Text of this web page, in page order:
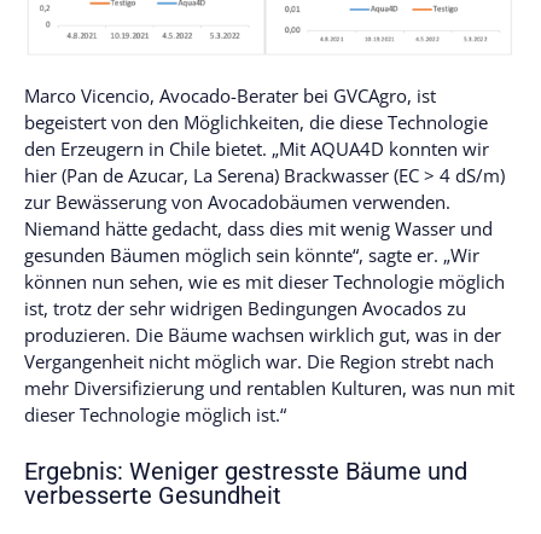
Marco Vicencio, Avocado-Berater bei GVCAgro, ist
begeistert von den Möglichkeiten, die diese Technologie
den Erzeugern in Chile bietet. „Mit AQUA4D konnten wir
hier (Pan de Azucar, La Serena) Brackwasser (EC > 4 dS/m)
zur Bewässerung von Avocadobäumen verwenden.
Niemand hätte gedacht, dass dies mit wenig Wasser und
gesunden Bäumen möglich sein könnte“, sagte er. „Wir
können nun sehen, wie es mit dieser Technologie möglich
ist, trotz der sehr widrigen Bedingungen Avocados zu
produzieren. Die Bäume wachsen wirklich gut, was in der
Vergangenheit nicht möglich war. Die Region strebt nach
mehr Diversifizierung und rentablen Kulturen, was nun mit
dieser Technologie möglich ist.“
Ergebnis: Weniger gestresste Bäume und
verbesserte Gesundheit